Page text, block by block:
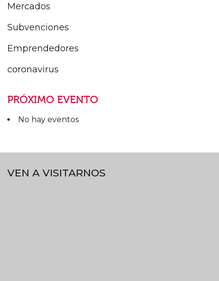
Mercados
Subvenciones
Emprendedores
coronavirus
PRÓXIMO EVENTO
No hay eventos
VEN A VISITARNOS